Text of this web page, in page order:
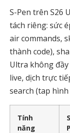
S-Pen trên S26
tách riêng: sức
air commands,
thành code),
Ultra không
live, dịch trực
search (tap hình
Tính
năng